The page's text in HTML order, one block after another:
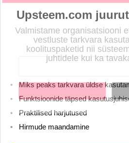
Upsteem.com
Valmistame organisatsiooni
vestluste tarkvara
koolituspaketid nii
juhtidele kui ka
Miks peaks tarkvara üldse
Funktsioonide täpsed
Praktilised harjutused
Hirmude maandamine
LIITU
Ära jää ilma uudistest ja
personaliarenduse